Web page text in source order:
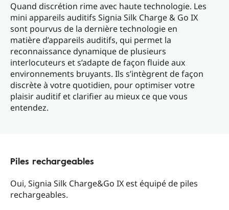
Quand discrétion rime avec haute technologie. Les
mini appareils auditifs Signia Silk Charge & Go IX
sont pourvus de la dernière technologie en
matière d’appareils auditifs, qui permet la
reconnaissance dynamique de plusieurs
interlocuteurs et s’adapte de façon fluide aux
environnements bruyants. Ils s’intègrent de façon
discrète à votre quotidien, pour optimiser votre
plaisir auditif et clarifier au mieux ce que vous
entendez.
Piles rechargeables
Oui, Signia Silk Charge&Go IX est équipé de piles
rechargeables.